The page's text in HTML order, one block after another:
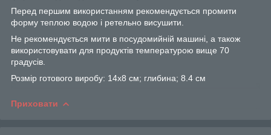
Перед першим використанням рекомендується промити
форму теплою водою і ретельно висушити.
Не рекомендується мити в посудомийній машині, а також
використовувати для продуктів температурою вище 70
градусів.
Розмір готового виробу: 14х8 см; глибина; 8.4 см
Приховати